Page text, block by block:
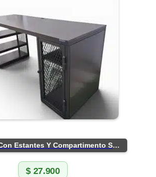
Escritorio Con Estantes Y Compartimento Seguro
$27.900